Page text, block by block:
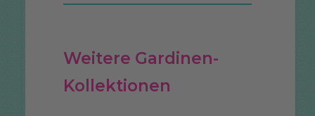
Weitere Gardinen-
Kollektionen